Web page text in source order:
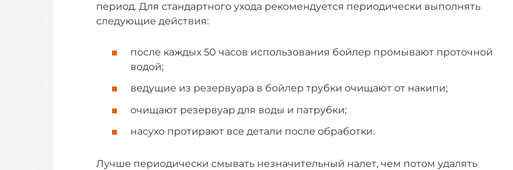
период. Для стандартного ухода рекомендуется периодически выполнять
следующие действия:
после каждых 50 часов использования бойлер промывают проточной
водой;
ведущие из резервуара в бойлер трубки очищают от накипи;
очищают резервуар для воды и патрубки;
насухо протирают все детали после обработки.
Лучше периодически смывать незначительный налет, чем потом удалять